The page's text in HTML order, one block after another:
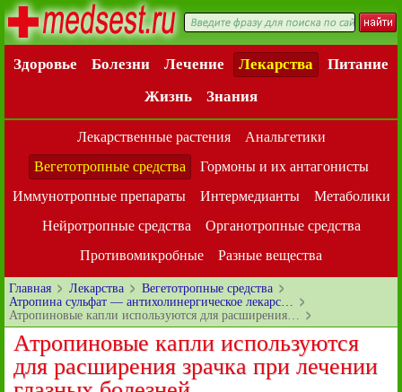
Здоровье Болезни Лечение Лекарства
Питание
Жизнь
Знания
Лекарственные растения
Анальгетики
Вегетотропные средства
Гормоны и их антагонисты
Иммунотропные препараты
Интермедианты
Метаболики
Нейротропные средства
Органотропные средства
Противомикробные
Разные вещества
Главная Лекарства
Вегетотропные средства
Атропина сульфат — антихолинергическое лекарс…
Атропиновые капли используются для расширения…
Атропиновые капли используются
для расширения зрачка при лечении